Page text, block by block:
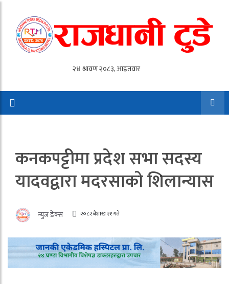
कनकपट्टीमा प्रदेश सभा सदस्य
यादवद्वारा मदरसाको शिलान्यास
न्युज डेक्स २०८२ बैशाख २१ गते